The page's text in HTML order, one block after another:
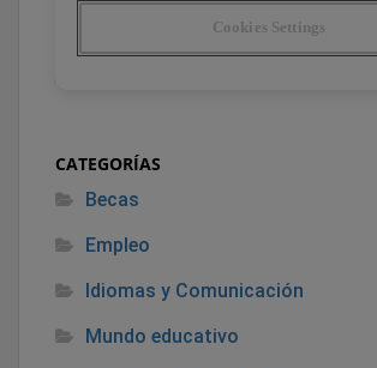
CATEGORÍAS
Becas
Empleo
Idiomas y Comunicación
Mundo educativo